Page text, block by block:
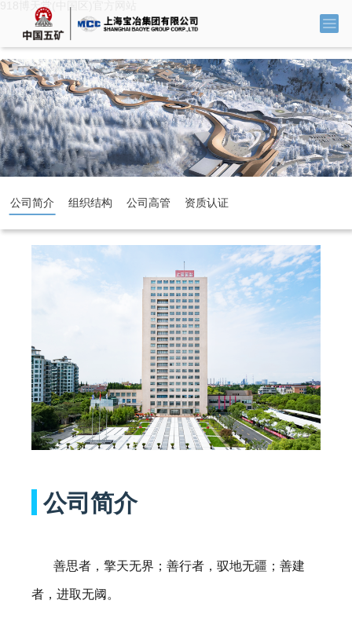
918博天堂(中国区)官方网站
公司简介 组织结构 公司高管 资质认证
COMPANY
公司简介
善思者，擎天无界；善行者，驭地无疆；善建
者，进取无阈。